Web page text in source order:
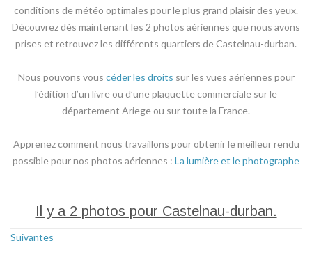
conditions de météo optimales pour le plus grand plaisir des yeux.
Découvrez dès maintenant les 2 photos aériennes que nous avons
prises et retrouvez les différents quartiers de Castelnau-durban.
Nous pouvons vous céder les droits sur les vues aériennes pour
l’édition d’un livre ou d’une plaquette commerciale sur le
département Ariege ou sur toute la France.
Apprenez comment nous travaillons pour obtenir le meilleur rendu
possible pour nos photos aériennes : La lumière et le photographe
Il y a 2 photos pour Castelnau-durban.
Suivantes